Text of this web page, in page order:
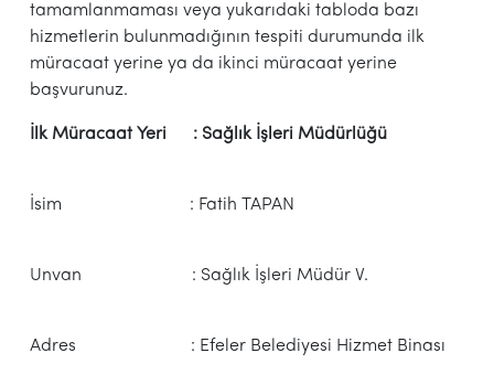
tamamlanmaması veya yukarıdaki tabloda bazı
hizmetlerin bulunmadığının tespiti durumunda ilk
müracaat yerine ya da ikinci müracaat yerine
başvurunuz.
İlk Müracaat Yeri : Sağlık İşleri Müdürlüğü
İsim : Fatih TAPAN
Unvan : Sağlık İşleri Müdür V.
Adres : Efeler Belediyesi Hizmet Binası